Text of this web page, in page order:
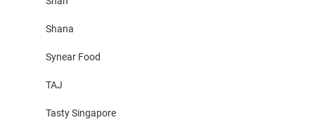
Shana
Synear Food
TAJ
Tasty Singapore